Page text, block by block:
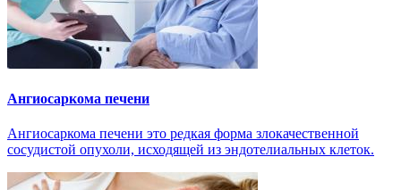
Ангиосаркома печени
Ангиосаркома печени это редкая форма злокачественной
сосудистой опухоли, исходящей из эндотелиальных клеток.